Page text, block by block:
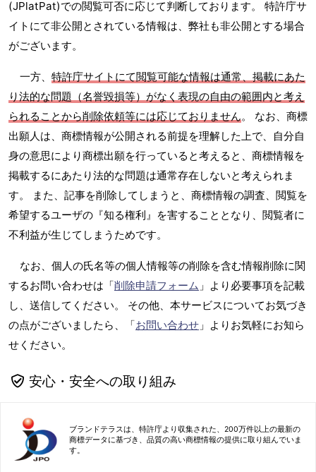
(JPlatPat)での閲覧可否に応じて判断しております。 特許庁サ
イトにて非公開とされている情報は、弊社も非公開とする場合
がございます。
一方、 特許庁サイトにて閲覧可能な情報は通常、掲載にあた
り法的な問題（名誉毀損等）がなく表現の自由の範囲内と考え
られることから削除依頼等には応じておりません。 なお、商標
出願人は、商標情報が公開される前提を理解した上で、自分自
身の意思により商標出願を行っていると考えると、商標情報を
掲載するにあたり法的な問題は通常存在しないと考えられま
す。 また、記事を削除してしまうと、商標情報の調査、閲覧を
希望するユーザの『知る権利』を害することとなり、閲覧者に
不利益が生じてしまうためです。
なお、個人の氏名等の個人情報等の削除を含む情報削除に関
するお問い合わせは「削除申請フォーム 」より必要事項を記載
し、送信してください。 その他、本サービスについてお気づき
の点がございましたら、「お問い合わせ 」よりお気軽にお知ら
せください。
安心・安全への取り組み
ブランドテラスは、特許庁より収集された、200万件以上の最新の
商標データに基づき、品質の高い商標情報の提供に取り組んでいま
す。